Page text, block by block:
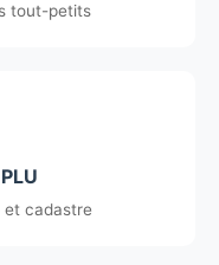
tout-petits
et cadastre